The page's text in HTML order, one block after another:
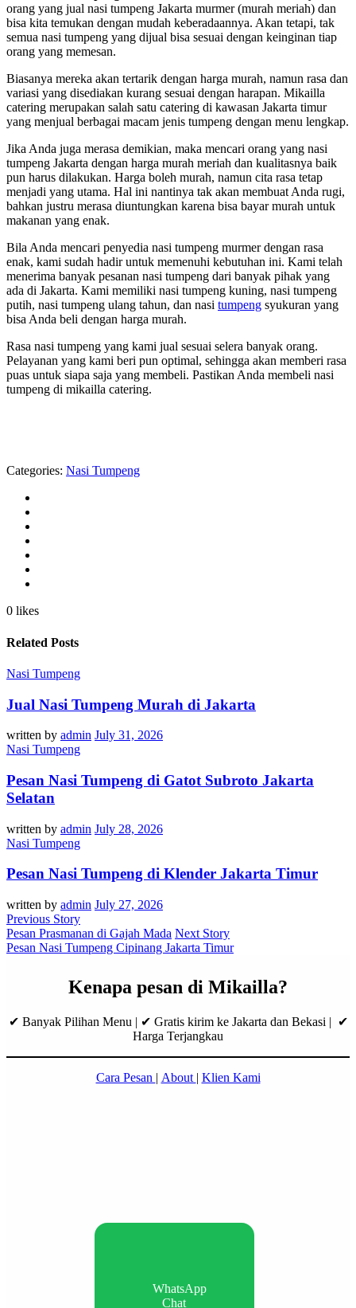
orang yang jual nasi tumpeng Jakarta murmer (murah meriah) dan
bisa kita temukan dengan mudah keberadaannya. Akan tetapi, tak
semua nasi tumpeng yang dijual bisa sesuai dengan keinginan tiap
orang yang memesan.
Biasanya mereka akan tertarik dengan harga murah, namun rasa dan
variasi yang disediakan kurang sesuai dengan harapan. Mikailla
catering merupakan salah satu catering di kawasan Jakarta timur
yang menjual berbagai macam jenis tumpeng dengan menu lengkap.
Jika Anda juga merasa demikian, maka mencari orang yang nasi
tumpeng Jakarta dengan harga murah meriah dan kualitasnya baik
pun harus dilakukan. Harga boleh murah, namun cita rasa tetap
menjadi yang utama. Hal ini nantinya tak akan membuat Anda rugi,
bahkan justru merasa diuntungkan karena bisa bayar murah untuk
makanan yang enak.
Bila Anda mencari penyedia nasi tumpeng murmer dengan rasa
enak, kami sudah hadir untuk memenuhi kebutuhan ini. Kami telah
menerima banyak pesanan nasi tumpeng dari banyak pihak yang
ada di Jakarta. Kami memiliki nasi tumpeng kuning, nasi tumpeng
putih, nasi tumpeng ulang tahun, dan nasi tumpeng syukuran yang
bisa Anda beli dengan harga murah.
Rasa nasi tumpeng yang kami jual sesuai selera banyak orang.
Pelayanan yang kami beri pun optimal, sehingga akan memberi rasa
puas untuk siapa saja yang membeli. Pastikan Anda membeli nasi
tumpeng di mikailla catering.
Categories: Nasi Tumpeng
0 likes
Related Posts
Nasi Tumpeng
Jual Nasi Tumpeng Murah di Jakarta
written by admin July 31, 2026
Nasi Tumpeng
Pesan Nasi Tumpeng di Gatot Subroto Jakarta
Selatan
written by admin July 28, 2026
Nasi Tumpeng
Pesan Nasi Tumpeng di Klender Jakarta Timur
written by admin July 27, 2026
Previous Story
Pesan Prasmanan di Gajah Mada Next Story
Pesan Nasi Tumpeng Cipinang Jakarta Timur
Kenapa pesan di Mikailla?
✔ Banyak Pilihan Menu | ✔ Gratis kirim ke Jakarta dan Bekasi | ✔
Harga Terjangkau
Cara Pesan | About | Klien Kami
WhatsApp
Chat